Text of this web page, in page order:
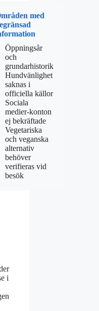
med
Öppningsår
och
grundarhistorik
Hundvänlighet
saknas i
officiella källor
Sociala
medier-konton
ej bekräftade
Vegetariska
och veganska
alternativ
behöver
verifieras vid
besök
i